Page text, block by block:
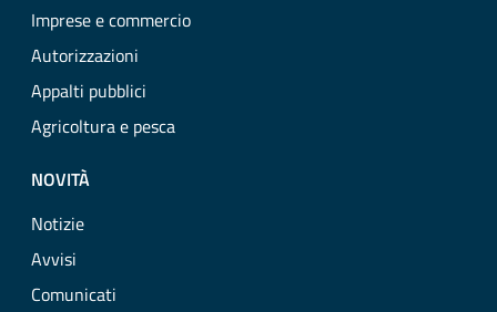
Imprese e commercio
Autorizzazioni
Appalti pubblici
Agricoltura e pesca
NOVITÀ
Notizie
Avvisi
Comunicati